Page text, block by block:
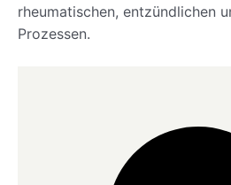
rheumatischen, entzündlichen
Prozessen.